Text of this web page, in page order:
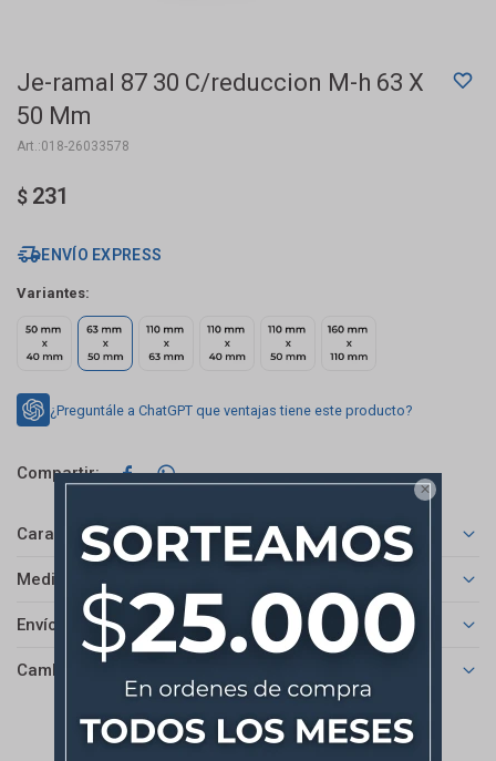

Je-ramal 87 30 C/reduccion M-h 63 X
50 Mm
018-26033578
$ 231
ENVÍO EXPRESS
Variantes:
¿Preguntále a ChatGPT que ventajas tiene este producto?
 
Características
Medios de pago
Envíos
Cambios y Devoluciones